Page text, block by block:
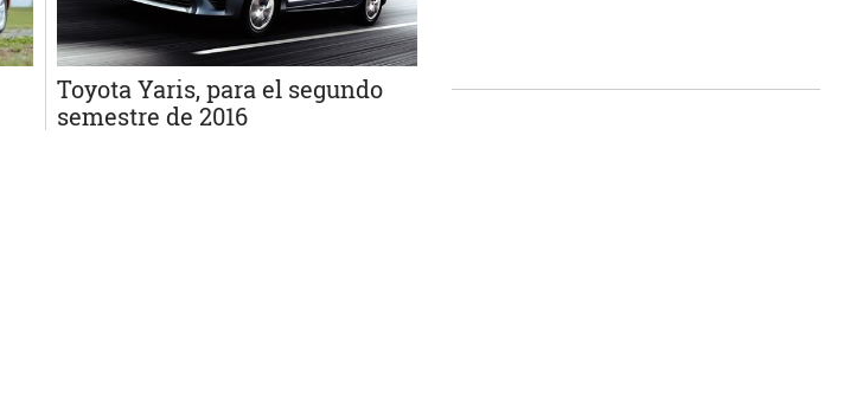
Toyota Yaris, para el segundo
semestre de 2016